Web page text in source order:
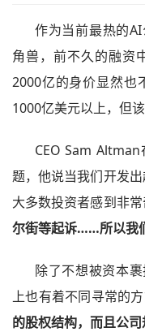
作为当前最热的
角兽，前不久的融资
2000亿的身价显然也
1000亿美元以上，但
CEO Sam
题，他说当我们开发
大多数投资者感到非
尔街等起诉……所以我
除了不想被资本
上也有着不同寻常的
的股权结构，而且公司